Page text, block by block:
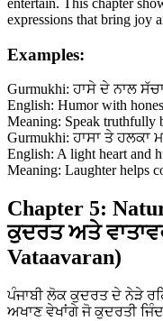
expressions that bring joy
Examples:
Gurmukhi: ਹਾਸੇ ਦੇ ਨਾਲ
English: Humor with
Meaning: Speak truthfully
Gurmukhi: ਹਾਸਾ ਤੇ ਹਲਕਾ
English: A light heart and
Meaning: Laughter helps
Chapter 5:
ਕੁਦਰਤ ਅਤੇ
Vataavaran)
ਪੰਜਾਬੀ ਲੋਕ ਕੁਦਰਤ ਦੇ ਨੇੜੇ
ਅਖਾਣ ਵੇਖਾਂਗੇ ਜੋ ਕੁਦਰਤੀ